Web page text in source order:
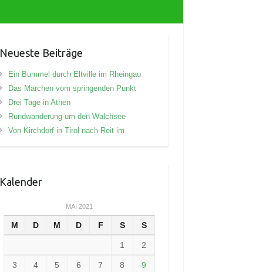
Neueste Beiträge
Ein Bummel durch Eltville im Rheingau
Das Märchen vom springenden Punkt
Drei Tage in Athen
Rundwanderung um den Walchsee
Von Kirchdorf in Tirol nach Reit im
Kalender
MAI 2021
M D M D F S S
1 2
3 4 5 6 7 8 9